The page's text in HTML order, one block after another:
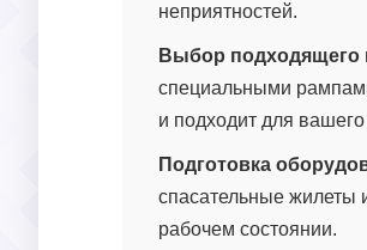
неприятностей.
Выбор подходящего
специальными
и подходит для
Подготовка
спасательные жилеты
рабочем состоянии.